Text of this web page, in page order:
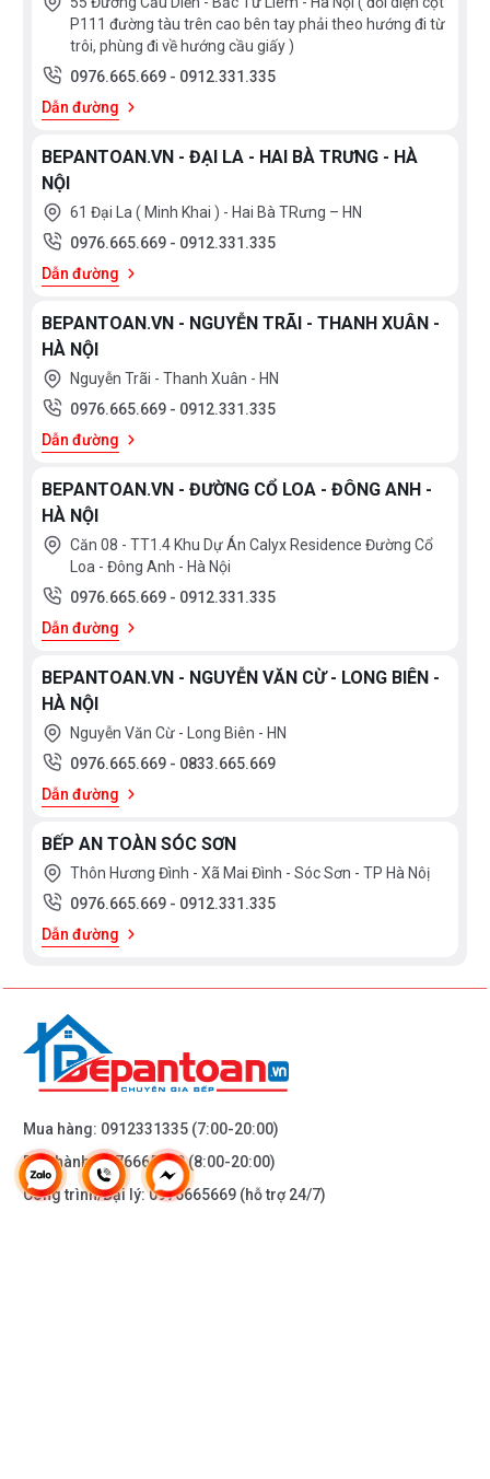
P111 đường tàu trên cao bên tay phải theo hướng đi từ
trôi, phùng đi về hướng cầu giấy )
0976.665.669 - 0912.331.335
Dẫn đường
BEPANTOAN.VN - ĐẠI LA - HAI BÀ TRƯNG - HÀ
NỘI
61 Đại La ( Minh Khai ) - Hai Bà TRưng – HN
0976.665.669 - 0912.331.335
Dẫn đường
BEPANTOAN.VN - NGUYỄN TRÃI - THANH XUÂN -
HÀ NỘI
Nguyễn Trãi - Thanh Xuân - HN
0976.665.669 - 0912.331.335
Dẫn đường
BEPANTOAN.VN - ĐƯỜNG CỔ LOA - ĐÔNG ANH -
HÀ NỘI
Căn 08 - TT1.4 Khu Dự Án Calyx Residence Đường Cổ
Loa - Đông Anh - Hà Nội
0976.665.669 - 0912.331.335
Dẫn đường
BEPANTOAN.VN - NGUYỄN VĂN CỪ - LONG BIÊN -
HÀ NỘI
Nguyễn Văn Cừ - Long Biên - HN
0976.665.669 - 0833.665.669
Dẫn đường
BẾP AN TOÀN SÓC SƠN
Thôn Hương Đình - Xã Mai Đình - Sóc Sơn - TP Hà Nôị
0976.665.669 - 0912.331.335
Dẫn đường
Mua hàng: 0912331335 (7:00-20:00)
Bảo hành:0976665669(8:00-20:00)
Công trình/Đại lý:0976665669 (hỗ trợ 24/7)